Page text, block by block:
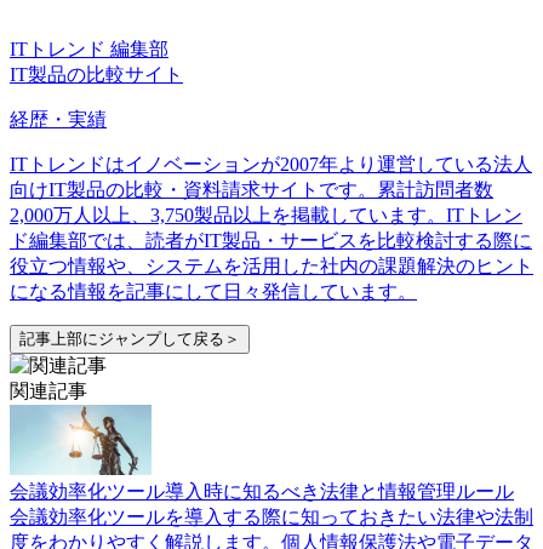
ITトレンド 編集部
IT製品の比較サイト
経歴・実績
ITトレンドはイノベーションが2007年より運営している法人
向けIT製品の比較・資料請求サイトです。累計訪問者数
2,000万人以上、3,750製品以上を掲載しています。ITトレン
ド編集部では、読者がIT製品・サービスを比較検討する際に
役立つ情報や、システムを活用した社内の課題解決のヒント
になる情報を記事にして日々発信しています。
記事上部にジャンプして戻る＞
関連記事
会議効率化ツール導入時に知るべき法律と情報管理ルール
会議効率化ツールを導入する際に知っておきたい法律や法制
度をわかりやすく解説します。個人情報保護法や電子データ